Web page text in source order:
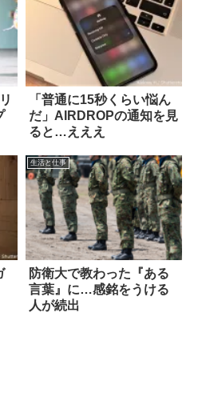
「普通に15秒くらい悩ん
だ」AIRDROPの通知を見
ると…えええ
生活と仕事
防衛大で教わった『ある
言葉』に…感銘をうける
人が続出